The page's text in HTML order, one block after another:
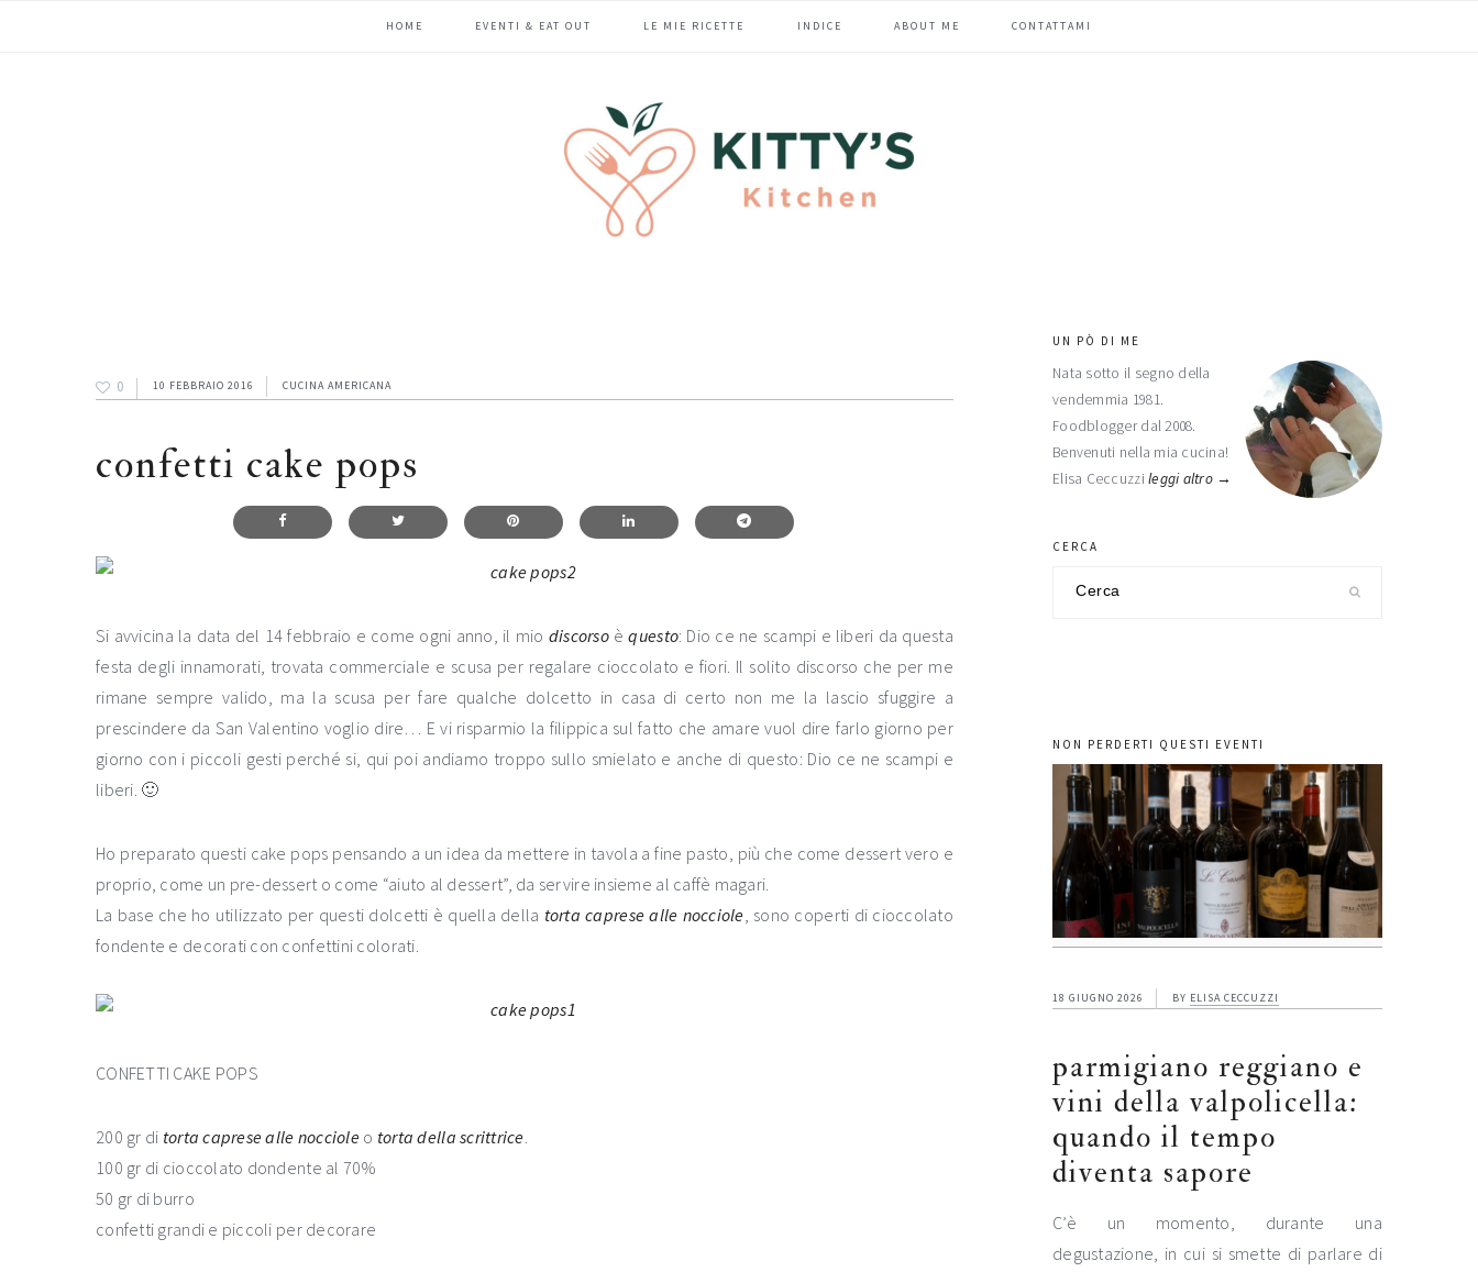
HOME EVENTI & EAT OUT LE MIE RICETTE INDICE ABOUT ME CONTATTAMI
0 10 FEBBRAIO 2016 CUCINA AMERICANA
confetti cake pops
Si avvicina la data del 14 febbraio e come ogni anno, il mio discorsoèquesto: Dio ce ne scampi e liberi da questa
festa degli innamorati, trovata commerciale e scusa per regalare cioccolato e fiori. Il solito discorso che per me
rimane sempre valido, ma la scusa per fare qualche dolcetto in casa di certo non me la lascio sfuggire a
prescindere da San Valentino voglio dire… E vi risparmio la filippica sul fatto che amare vuol dire farlo giorno per
giorno con i piccoli gesti perché si, qui poi andiamo troppo sullo smielato e anche di questo: Dio ce ne scampi e
liberi. 🙂
Ho preparato questi cake pops pensando a un idea da mettere in tavola a fine pasto, più che come dessert vero e
proprio, come un pre-dessert o come “aiuto al dessert”, da servire insieme al caffè magari.
La base che ho utilizzato per questi dolcetti è quella della torta caprese alle nocciole, sono coperti di cioccolato
fondente e decorati con confettini colorati.
CONFETTI CAKE POPS
200 gr di torta caprese alle nocciole o torta della scrittrice.
100 gr di cioccolato dondente al 70%
50 gr di burro
confetti grandi e piccoli per decorare
barra
laterale
primaria
UN PÒ DI ME
Nata sotto il segno della
vendemmia 1981.
Foodblogger dal 2008.
Benvenuti nella mia cucina!
Elisa Ceccuzzileggi altro →
CERCA
NON PERDERTI QUESTI EVENTI
18 GIUGNO 2026 BY ELISA CECCUZZI
parmigiano reggiano e
vini della valpolicella:
quando il tempo
diventa sapore
C’è un momento, durante una
degustazione, in cui si smette di parlare di